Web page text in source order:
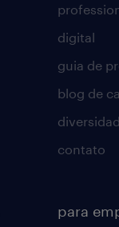
digital
guia de
blog de
contato
para